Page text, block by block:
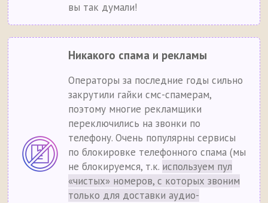
вы так думали!
Никакого спама и рекламы
Операторы за последние годы сильно
закрутили гайки смс-спамерам,
поэтому многие рекламщики
переключились на звонки по
телефону. Очень популярны сервисы
по блокировке телефонного спама (мы
не блокируемся, т.к. используем пул
«чистых» номеров, с которых звоним
только для доставки аудио-